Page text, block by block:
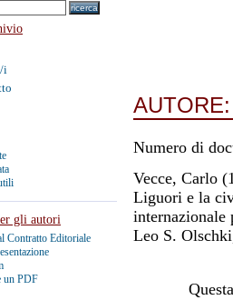
i
gli autori
Contratto Editoriale
un PDF
Numero di
Vecce, Carlo
Liguori e la
internazionale
Leo S.